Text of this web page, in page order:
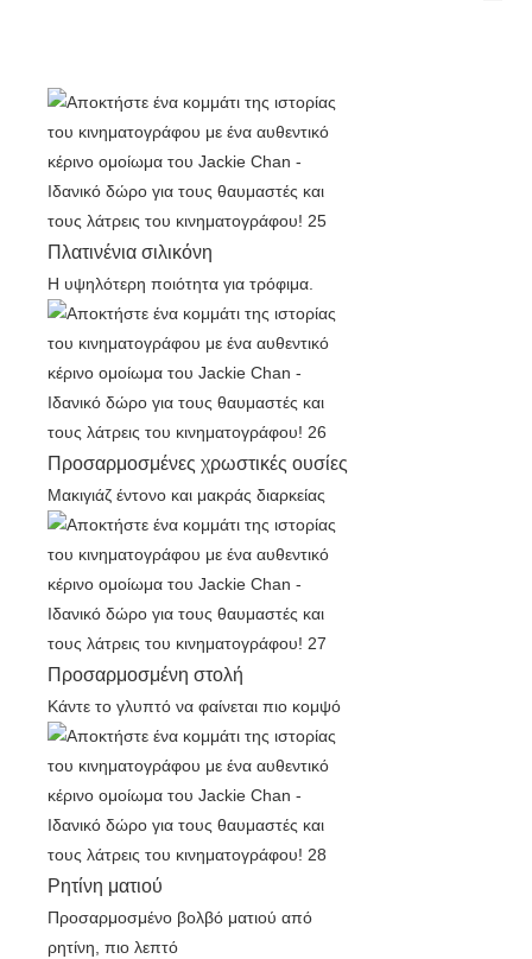
Πλατινένια σιλικόνη
Η υψηλότερη ποιότητα για τρόφιμα.
Προσαρμοσμένες χρωστικές ουσίες
Μακιγιάζ έντονο και μακράς διαρκείας
Προσαρμοσμένη στολή
Κάντε το γλυπτό να φαίνεται πιο κομψό
Ρητίνη ματιού
Προσαρμοσμένο βολβό ματιού από
ρητίνη, πιο λεπτό